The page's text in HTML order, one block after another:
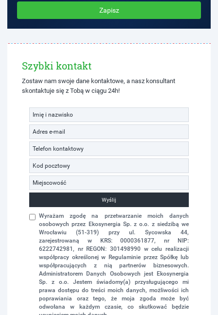
Zapisz
Szybki kontakt
Zostaw nam swoje dane kontaktowe, a nasz konsultant
skontaktuje się z Tobą w ciągu 24h!
Wyślij
Wyrażam zgodę na przetwarzanie moich danych
osobowych przez Ekosynergia Sp. z o.o. z siedzibą we
Wrocławiu (51-319) przy ul. Sycowska 44,
zarejestrowaną w KRS: 0000361877, nr NIP:
6222742981, nr REGON: 301498990 w celu realizacji
współpracy określonej w Regulaminie przez Spółkę lub
współpracujących z nią partnerów biznesowych.
Administratorem Danych Osobowych jest Ekosynergia
Sp. z o.o. Jestem świadomy(a) przysługującego mi
prawa dostępu do treści moich danych, możliwości ich
poprawiania oraz tego, że moja zgoda może być
odwołana w każdym czasie, co skutkować będzie